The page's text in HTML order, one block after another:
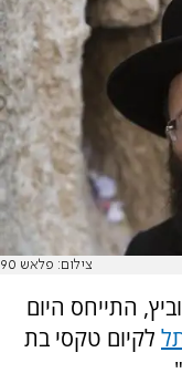
צילום: פלאש 90
התייחס היום
לקיום טקסי בת